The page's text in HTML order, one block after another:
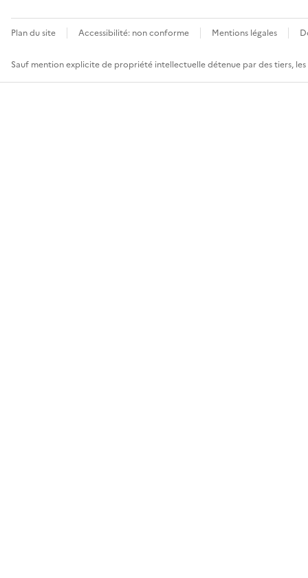
Plan du site Accessibilité: non conforme Mentions légales
Sauf mention explicite de propriété intellectuelle détenue par des tiers,